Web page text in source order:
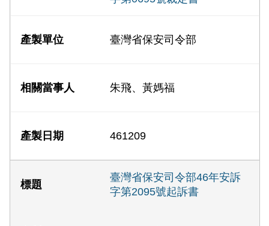
臺灣省保安司令部
朱飛、黃媽福
461209
臺灣省保安司令部46年安訴
字第2095號起訴書